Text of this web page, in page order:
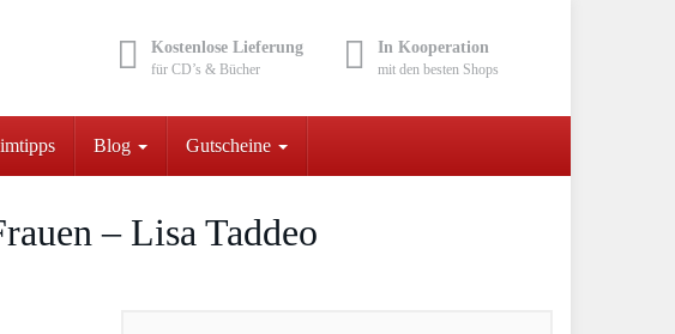
Kostenlose Lieferung
für CD’s & Bücher
In Kooperation
mit den besten Shops
Blog Gutscheine
– Lisa Taddeo